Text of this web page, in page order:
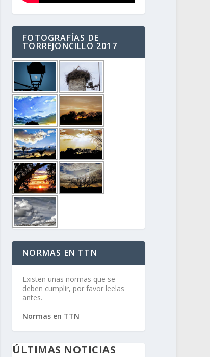
FOTOGRAFÍAS DE
TORREJONCILLO 2017
NORMAS EN TTN
Existen unas normas que se
deben cumplir, por favor leelas
antes.
Normas en TTN
ÚLTIMAS NOTICIAS